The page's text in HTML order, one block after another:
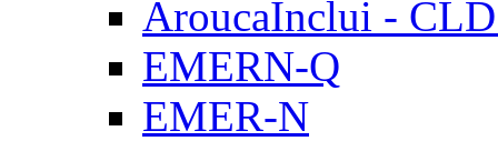
AroucaInclui -
EMERN-Q
EMER-N